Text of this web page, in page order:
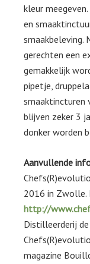
kleur
en
smaakbeleving.
gerechten een
gemakkelijk
pipetje,
smaaktincturen
blijven zeker 3
donker worden
Aanvullende
2016 in Zwolle.
http://
Distilleerderij
magazine